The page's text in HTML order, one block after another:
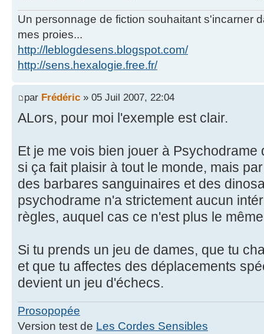
Un personnage de fiction souhaitant s'incarner
mes proies...
http://leblogdesens.blogspot.com/
http://sens.hexalogie.free.fr/
par Frédéric » 05 Juil 2007, 22:04
ALors, pour moi l'exemple est clair.
Et je me vois bien jouer à
si ça fait plaisir à tout le monde, mais
des barbares sanguinaires et des
psychodrame n'a strictement aucun
règles, auquel cas ce n'est plus le
Si tu prends un jeu de dames, que tu
et que tu affectes des déplacements
devient un jeu d'échecs.
Prosopopée
Version test de Les Cordes Sensibles